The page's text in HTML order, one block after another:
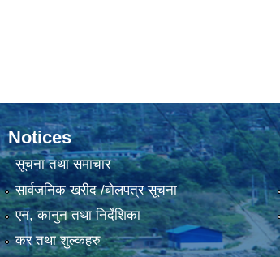
Notices
सूचना तथा समाचार
सार्वजनिक खरीद /बोलपत्र सूचना
एन, कानुन तथा निर्देशिका
कर तथा शुल्कहरु